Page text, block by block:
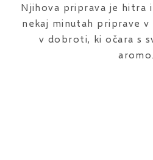
Njihova priprava je hitra
nekaj minutah priprave
v dobroti, ki očara s
aromo.